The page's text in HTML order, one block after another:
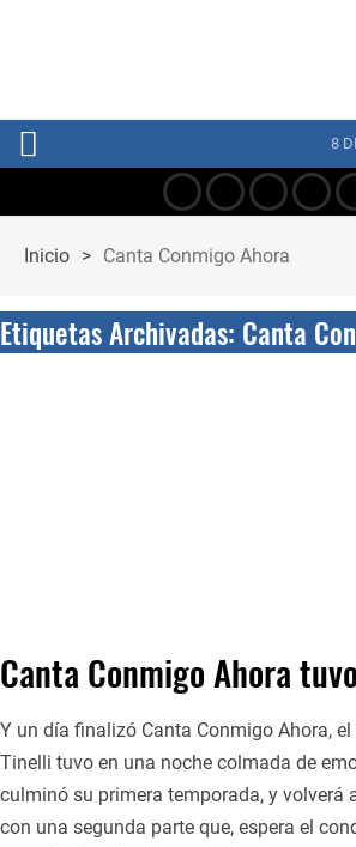
8
Inicio > Canta Conmigo Ahora
Etiquetas Archivadas: Canta
Canta Conmigo Ahora
Y un día finalizó Canta Conmigo Ahora,
Tinelli tuvo en una noche colmada de
culminó su primera temporada, y volverá
con una segunda parte que, espera el